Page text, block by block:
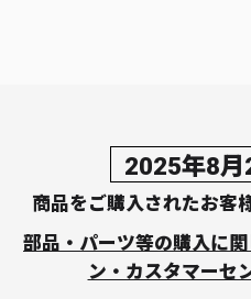
2025年8月
商品をご購入されたお客
部品・パーツ等の購入に
ン・カスタマーセ